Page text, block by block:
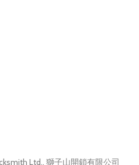
Ltd., 獅子山開鎖有限公司